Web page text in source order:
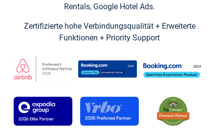
Rentals, Google Hotel Ads.
Zertifizierte hohe Verbindungsqualität + Erweiterte
Funktionen + Priority Support